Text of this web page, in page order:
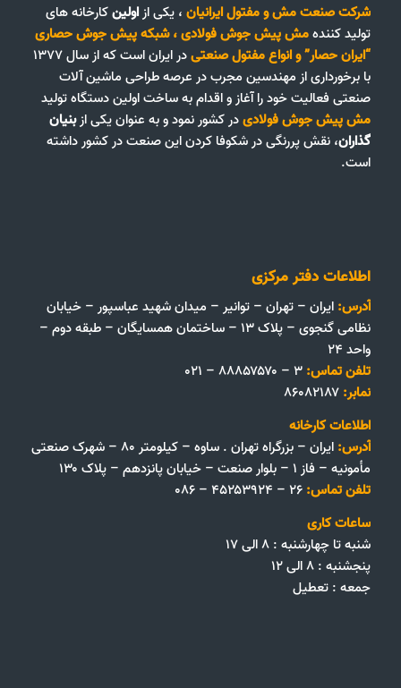
شرکت صنعت مش و مفتول ایرانیان، یکی ازاولینکارخانه های
تولید کنندهمش پیش جوش فولادی،شبکه پیش جوش حصاری
“ایران حصار”وانواع مفتول صنعتی
در ایران است که از سال ۱۳۷۷
با برخورداری از مهندسین مجرب در عرصه طراحی ماشین آلات
صنعتی فعالیت خود را آغاز و اقدام به ساخت اولین دستگاه تولید
مش پیش جوش فولادیدر کشور نمود و به عنوان یکی ازبنیان
گذاران، نقش پررنگی در شکوفا کردن این صنعت در کشور داشته
است.
اطلاعات دفتر مرکزی
آدرس: ایران – تهران – توانیر – میدان شهید عباسپور – خیابان
نظامی گنجوی – پلاک ۱۳ – ساختمان همسایگان – طبقه دوم –
واحد ۲۴
تلفن تماس:
نمابر:
اطلاعات کارخانه
آدرس:
ایران – بزرگراه تهران . ساوه – کیلومتر ۸۰ – شهرک صنعتی
مأمونیه – فاز ۱ – بلوار صنعت – خیابان پانزدهم – پلاک ۱۳۰
تلفن تماس:
ساعات کاری
شنبه تا چهارشنبه : ۸ الی ۱۷
پنجشنبه : ۸ الی ۱۲
جمعه‌ :‌ تعطیل